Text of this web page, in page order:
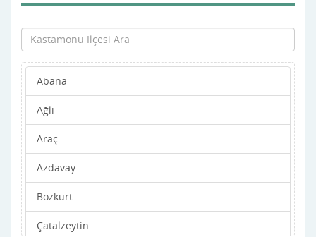
Abana
Ağlı
Araç
Azdavay
Bozkurt
Çatalzeytin